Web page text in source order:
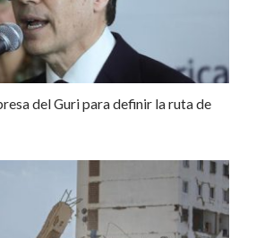
del Guri para definir la ruta de